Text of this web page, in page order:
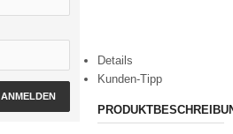
Details
Kunden-Tipp
ANMELDEN